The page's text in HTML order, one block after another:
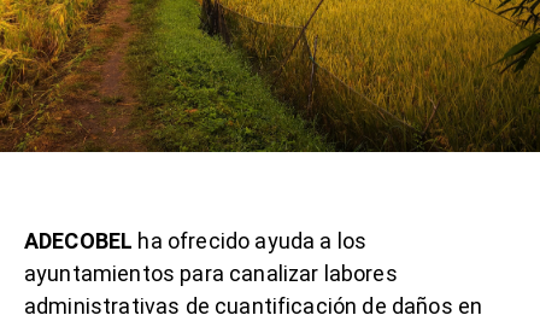
ADECOBEL ha ofrecido ayuda a los
ayuntamientos para canalizar labores
administrativas de cuantificación de daños en